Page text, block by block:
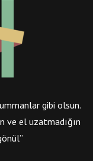
gibi olsun.
ve el uzatmadığın